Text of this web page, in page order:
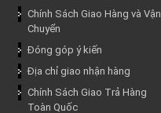
Chính Sách Giao Hàng và Vận
Chuyển
Đóng góp ý kiến
Địa chỉ giao nhận hàng
Chính Sách Giao Trả Hàng
Toàn Quốc